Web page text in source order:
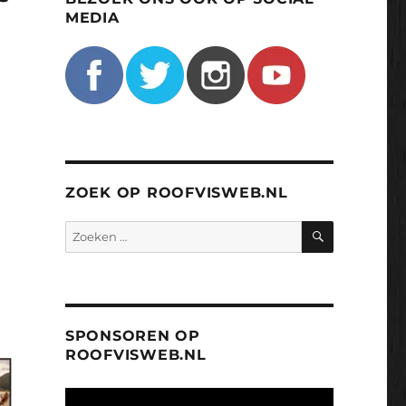
MEDIA
ZOEK OP ROOFVISWEB.NL
Zoeken
naar:
ZOEKEN
SPONSOREN OP
ROOFVISWEB.NL